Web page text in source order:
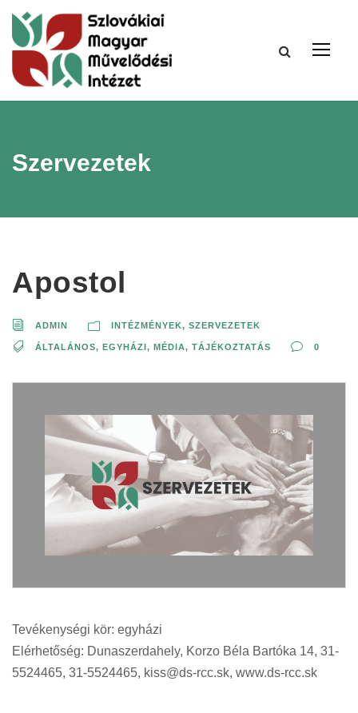
Szervezetek
Apostol
ADMIN INTÉZMÉNYEK, SZERVEZETEK
ÁLTALÁNOS, EGYHÁZI, MÉDIA, TÁJÉKOZTATÁS 0
Tevékenységi kör: egyházi
Elérhetőség: Dunaszerdahely, Korzo Béla Bartóka 14, 31-
5524465, 31-5524465, kiss@ds-rcc.sk, www.ds-rcc.sk